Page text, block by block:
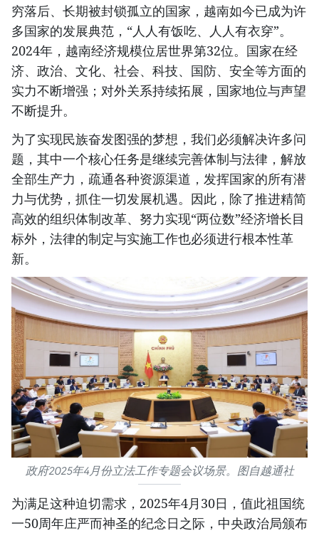
穷落后、长期被封锁孤立的国家，越南如今已成为许
多国家的发展典范，“人人有饭吃、人人有衣穿”。
2024年，越南经济规模位居世界第32位。国家在经
济、政治、文化、社会、科技、国防、安全等方面的
实力不断增强；对外关系持续拓展，国家地位与声望
不断提升。
为了实现民族奋发图强的梦想，我们必须解决许多问
题，其中一个核心任务是继续完善体制与法律，解放
全部生产力，疏通各种资源渠道，发挥国家的所有潜
力与优势，抓住一切发展机遇。因此，除了推进精简
高效的组织体制改革、努力实现“两位数”经济增长目
标外，法律的制定与实施工作也必须进行根本性革
新。
政府2025年4月份立法工作专题会议场景。图自越通社
为满足这种迫切需求，2025年4月30日，值此祖国统
一50周年庄严而神圣的纪念日之际，中央政治局颁布